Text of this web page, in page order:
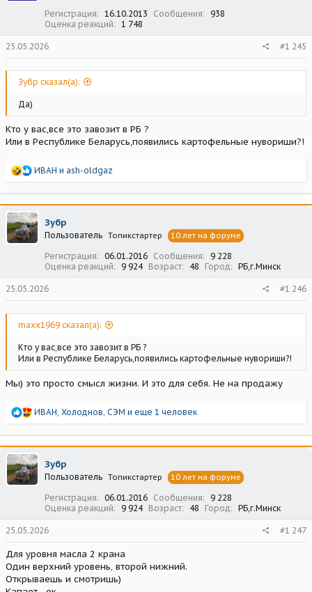
Регистрация 16.10.2013 Сообщения
938
Оценка реакций
1 748
25.05.2026 #1 245
Зубр сказал(а):
Да)
Кто у вас,все это завозит в РБ ?
Или в Республике Беларусь,появились картофельные нувориши?!
Р
а
к
ц
и
ИВАН и ash-oldgaz
Зубр
Пользователь Топикстартер 10 лет на форуме
Регистрация 06.01.2016 Сообщения
9 228
Оценка реакций
9 924 Возраст 48 Город РБ,г.Минск
25.05.2026 #1 246
maxx1969 сказал(а):
Кто у вас,все это завозит в РБ ?
Или в Республике Беларусь,появились картофельные нувориши?!
Мы) это просто смысл жизни. И это для себя. Не на продажу
Р
а
к
ц
и
и
ИВАН Холоднов СЭМ и еще 1 человек
Зубр
Пользователь Топикстартер 10 лет на форуме
Регистрация 06.01.2016 Сообщения
9 228
Оценка реакций
9 924 Возраст 48 Город РБ,г.Минск
25.05.2026 #1 247
Для уровня масла 2 крана
Один верхний уровень, второй нижний.
Открываешь и смотришь)